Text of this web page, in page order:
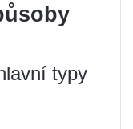
typy